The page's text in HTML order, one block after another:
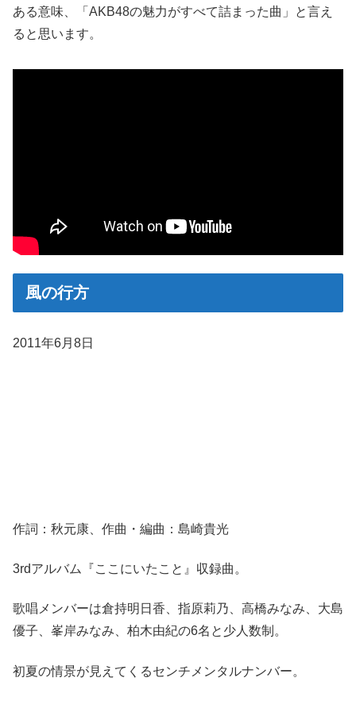
ある意味、「AKB48の魅力がすべて詰まった曲」と言え
ると思います。
風の行方
2011年6月8日
作詞：秋元康、作曲・編曲：島崎貴光
3rdアルバム『ここにいたこと』収録曲。
歌唱メンバーは倉持明日香、指原莉乃、高橋みなみ、大島
優子、峯岸みなみ、柏木由紀の6名と少人数制。
初夏の情景が見えてくるセンチメンタルナンバー。